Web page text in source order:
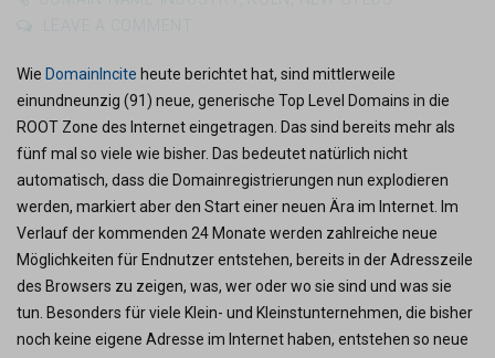
Wie DomainIncite heute berichtet hat, sind mittlerweile
einundneunzig (91) neue, generische Top Level Domains in die
ROOT Zone des Internet eingetragen. Das sind bereits mehr als
fünf mal so viele wie bisher. Das bedeutet natürlich nicht
automatisch, dass die Domainregistrierungen nun explodieren
werden, markiert aber den Start einer neuen Ära im Internet. Im
Verlauf der kommenden 24 Monate werden zahlreiche neue
Möglichkeiten für Endnutzer entstehen, bereits in der Adresszeile
des Browsers zu zeigen, was, wer oder wo sie sind und was sie
tun. Besonders für viele Klein- und Kleinstunternehmen, die bisher
noch keine eigene Adresse im Internet haben, entstehen so neue